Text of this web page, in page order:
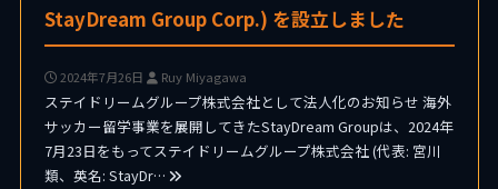
StayDream Group Corp.) を設立しました
2024年7月26日 Ruy Miyagawa
ステイドリームグループ株式会社として法人化のお知らせ 海外
サッカー留学事業を展開してきたStayDream Groupは、2024年
7月23日をもってステイドリームグループ株式会社 (代表: 宮川
類、英名: StayDr…